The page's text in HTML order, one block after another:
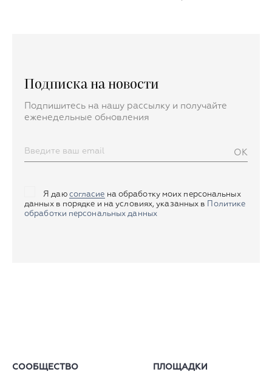
Подписка на новости
Подпишитесь на нашу рассылку и получайте
еженедельные обновления
OK
Я даю согласие на обработку моих персональных
данных в порядке и на условиях, указанных в
Политике
обработки персональных данных
СООБЩЕСТВО ПЛОЩАДКИ